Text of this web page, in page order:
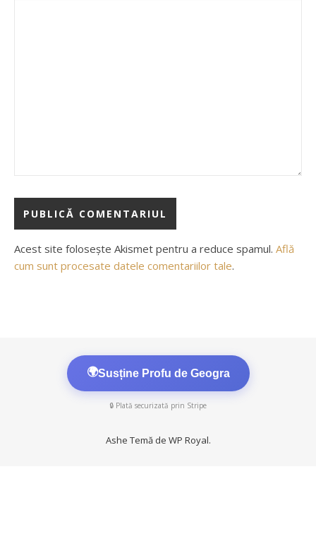
Acest site folosește Akismet pentru a reduce spamul. Află
cum sunt procesate datele comentariilor tale.
🌍Susține Profu de Geogra
🔒 Plată securizată prin Stripe
Ashe Temă de WP Royal.